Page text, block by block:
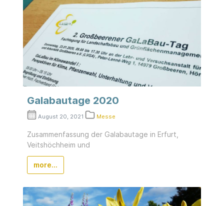
Galabautage 2020
August 20, 2021 Messe
Zusammenfassung der Galabautage in Erfurt,
Veitshöchheim und
more...